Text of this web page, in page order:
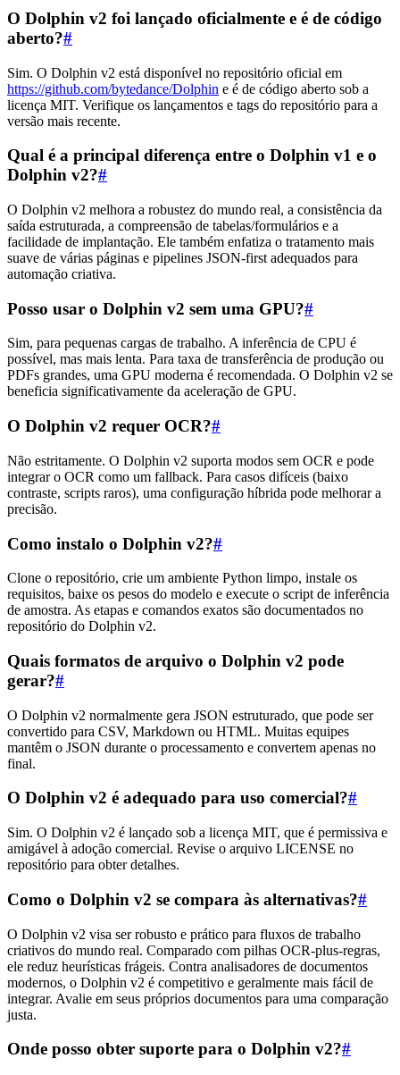
O Dolphin v2 foi lançado oficialmente e é de código
aberto?#
Sim. O Dolphin v2 está disponível no repositório oficial em
https://github.com/bytedance/Dolphin e é de código aberto sob a
licença MIT. Verifique os lançamentos e tags do repositório para a
versão mais recente.
Qual é a principal diferença entre o Dolphin v1 e o
Dolphin v2?#
O Dolphin v2 melhora a robustez do mundo real, a consistência da
saída estruturada, a compreensão de tabelas/formulários e a
facilidade de implantação. Ele também enfatiza o tratamento mais
suave de várias páginas e pipelines JSON-first adequados para
automação criativa.
Posso usar o Dolphin v2 sem uma GPU?#
Sim, para pequenas cargas de trabalho. A inferência de CPU é
possível, mas mais lenta. Para taxa de transferência de produção ou
PDFs grandes, uma GPU moderna é recomendada. O Dolphin v2 se
beneficia significativamente da aceleração de GPU.
O Dolphin v2 requer OCR?#
Não estritamente. O Dolphin v2 suporta modos sem OCR e pode
integrar o OCR como um fallback. Para casos difíceis (baixo
contraste, scripts raros), uma configuração híbrida pode melhorar a
precisão.
Como instalo o Dolphin v2?#
Clone o repositório, crie um ambiente Python limpo, instale os
requisitos, baixe os pesos do modelo e execute o script de inferência
de amostra. As etapas e comandos exatos são documentados no
repositório do Dolphin v2.
Quais formatos de arquivo o Dolphin v2 pode
gerar?#
O Dolphin v2 normalmente gera JSON estruturado, que pode ser
convertido para CSV, Markdown ou HTML. Muitas equipes
mantêm o JSON durante o processamento e convertem apenas no
final.
O Dolphin v2 é adequado para uso comercial?#
Sim. O Dolphin v2 é lançado sob a licença MIT, que é permissiva e
amigável à adoção comercial. Revise o arquivo LICENSE no
repositório para obter detalhes.
Como o Dolphin v2 se compara às alternativas?#
O Dolphin v2 visa ser robusto e prático para fluxos de trabalho
criativos do mundo real. Comparado com pilhas OCR-plus-regras,
ele reduz heurísticas frágeis. Contra analisadores de documentos
modernos, o Dolphin v2 é competitivo e geralmente mais fácil de
integrar. Avalie em seus próprios documentos para uma comparação
justa.
Onde posso obter suporte para o Dolphin v2?#